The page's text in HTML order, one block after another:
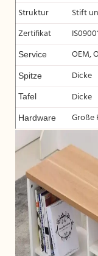
Struktur
Stift
Zertifikat
Service OEM,
Spitze Dicke
Tafel Dicke
Hardware Große